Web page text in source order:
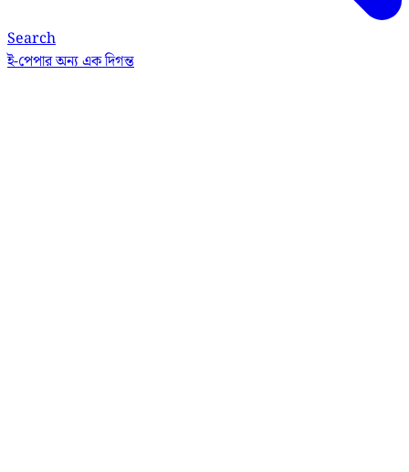
Search
ই-পেপারঅন্য এক দিগন্ত